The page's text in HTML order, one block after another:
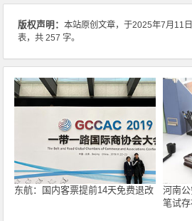
版权声明：本站原创文章，于2025年7月11日
表，共 257 字。
东航：国内客票提前14天免费退改
河南公
笔试